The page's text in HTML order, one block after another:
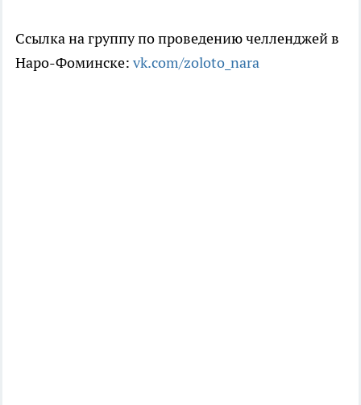
Ссылка на группу по проведению челленджей в
Наро-Фоминске: vk.com/zoloto_nara